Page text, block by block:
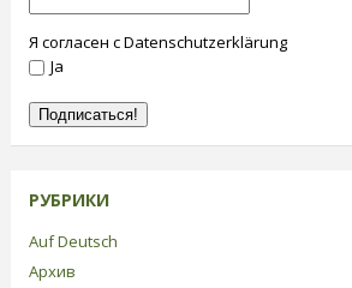
Я согласен с Datenschutzerklärung
Ja
РУБРИКИ
Auf Deutsch
Архив